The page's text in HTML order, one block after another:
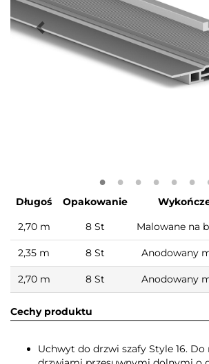
Długoś Opakowanie
2,70 m
8 St Malowane na
2,35 m 8 St Anodowany
2,70 m 8 St Anodowany
Cechy produktu
Uchwyt do drzwi szafy Style 16.